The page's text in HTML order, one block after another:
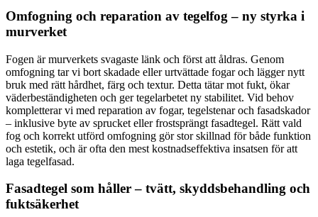
Omfogning och reparation av tegelfog – ny styrka i
murverket
Fogen är murverkets svagaste länk och först att åldras. Genom
omfogning tar vi bort skadade eller urtvättade fogar och lägger nytt
bruk med rätt hårdhet, färg och textur. Detta tätar mot fukt, ökar
väderbeständigheten och ger tegelarbetet ny stabilitet. Vid behov
kompletterar vi med reparation av fogar, tegelstenar och fasadskador
– inklusive byte av sprucket eller frostsprängt fasadtegel. Rätt vald
fog och korrekt utförd omfogning gör stor skillnad för både funktion
och estetik, och är ofta den mest kostnadseffektiva insatsen för att
laga tegelfasad.
Fasadtegel som håller – tvätt, skyddsbehandling och
fuktsäkerhet